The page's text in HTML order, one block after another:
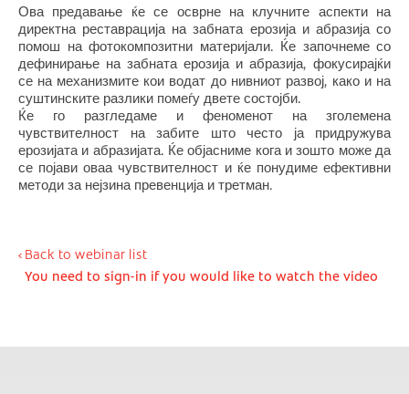
Ова предавање ќе се осврне на клучните аспекти на
директна реставрација на забната ерозија и абразија со
помош на фотокомпозитни материјали. Ќе започнеме со
дефинирање на забната ерозија и абразија, фокусирајќи
се на механизмите кои водат до нивниот развој, како и на
суштинските разлики помеѓу двете состојби.
Ќе го разгледаме и феноменот на зголемена
чувствителност на забите што често ја придружува
ерозијата и абразијата. Ќе објасниме кога и зошто може да
се појави оваа чувствителност и ќе понудиме ефективни
методи за нејзина превенција и третман.
Back to webinar list
You need to sign-in if you would like to watch the video